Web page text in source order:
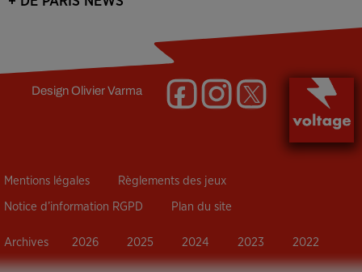
DesignOlivier Varma
Mentions légales Règlements des jeux
Notice d’information RGPD Plan du site
Archives 2026 2025 2024 2023 2022